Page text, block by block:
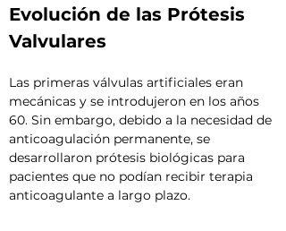
Evolución de las Prótesis
Valvulares
Las primeras válvulas artificiales eran
mecánicas y se introdujeron en los años
60. Sin embargo, debido a la necesidad de
anticoagulación permanente, se
desarrollaron prótesis biológicas para
pacientes que no podían recibir terapia
anticoagulante a largo plazo.